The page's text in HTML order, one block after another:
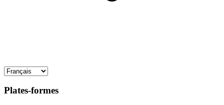
Plates-formes